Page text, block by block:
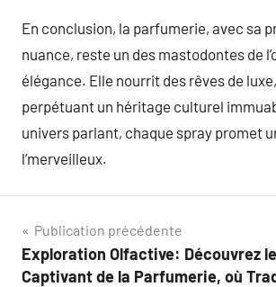
En conclusion, la parfumerie, avec sa
nuance, reste un des mastodontes de
élégance. Elle nourrit des rêves de
perpétuant un héritage culturel
univers parlant, chaque spray promet
l’merveilleux.
Navigation
de
Publication précédente
Exploration Olfactive: Découvrez
Captivant de la Parfumerie, où